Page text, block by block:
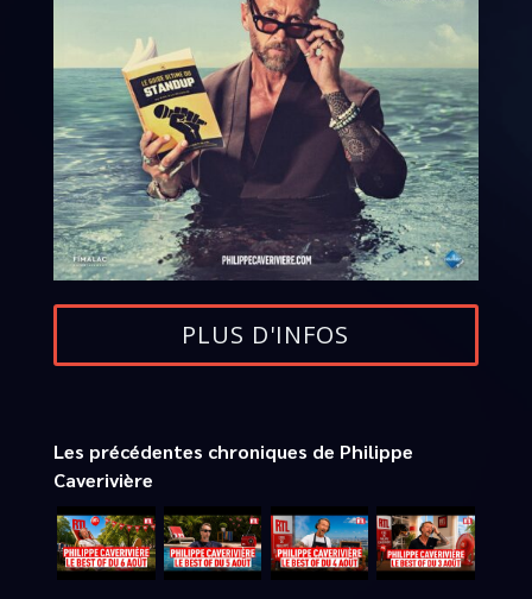
PLUS D'INFOS
Les précédentes chroniques de Philippe
Caverivière